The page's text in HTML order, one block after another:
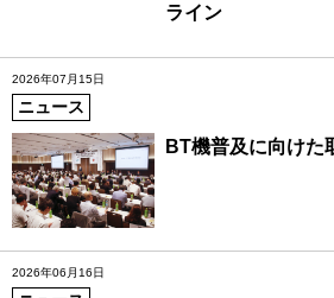
ライン
2026年07月15日
ニュース
BT機普及に向けた
2026年06月16日